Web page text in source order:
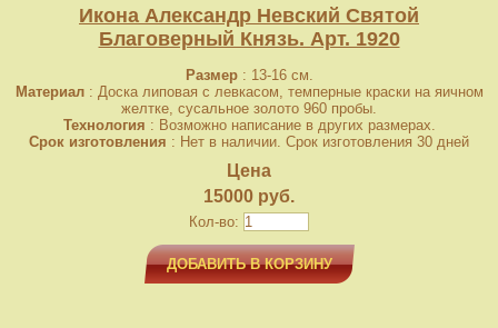
Икона Александр Невский Святой
Благоверный Князь. Арт. 1920
Размер: 13-16 см.
Материал: Доска липовая с левкасом, темперные краски на яичном
желтке, сусальное золото 960 пробы.
Технология : Возможно написание в других размерах.
Срок изготовления : Нет в наличии. Срок изготовления 30 дней
Цена
15000 руб.
Кол-во:
ДОБАВИТЬ В КОРЗИНУ